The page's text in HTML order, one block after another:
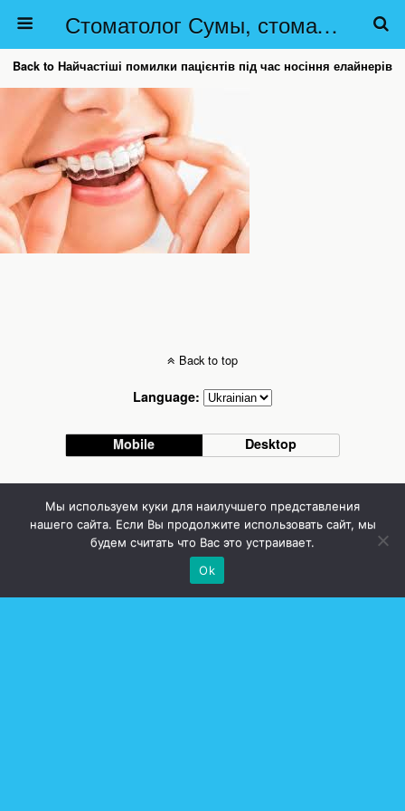
Стоматолог Сумы, стоматологические клиники Сумы, детская стоматология в Сумах. | Частная стоматология Сумы
Back to Найчастіші помилки пацієнтів під час носіння елайнерів
Back to top
Language:
Mobile Desktop
Стоматолог Сумы, стоматологические клиники Сумы, детская стоматология в
Сумах. | Частная стоматология Сумы
Мы используем куки для наилучшего представления
нашего сайта. Если Вы продолжите использовать сайт, мы
будем считать что Вас это устраивает.
Ok